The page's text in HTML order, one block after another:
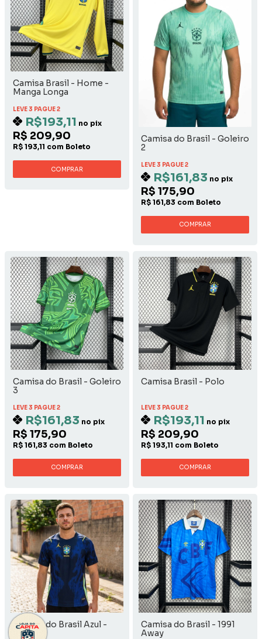
Camisa Brasil - Home -
Manga Longa
LEVE 3 PAGUE 2
R$193,11 no pix
R$ 209,90
R$ 193,11 com Boleto
COMPRAR
Camisa do Brasil - Goleiro
2
LEVE 3 PAGUE 2
R$161,83 no pix
R$ 175,90
R$ 161,83 com Boleto
COMPRAR
Camisa do Brasil - Goleiro
3
LEVE 3 PAGUE 2
R$161,83 no pix
R$ 175,90
R$ 161,83 com Boleto
COMPRAR
Camisa Brasil - Polo
LEVE 3 PAGUE 2
R$193,11 no pix
R$ 209,90
R$ 193,11 com Boleto
COMPRAR
Camisa do Brasil Azul -
Away
Camisa do Brasil - 1991
Away